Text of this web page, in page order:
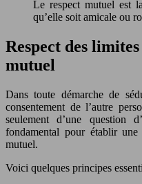
Le respect mutuel est
qu’elle soit amicale ou
Respect des
mutuel
Dans toute démarche de
consentement de l’autre
seulement d’une question
fondamental pour établir
mutuel.
Voici quelques principes